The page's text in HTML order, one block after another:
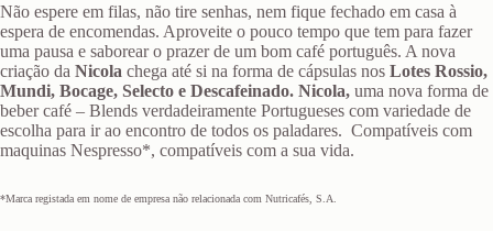
Não espere em filas, não tire senhas, nem fique fechado em casa à
espera de encomendas. Aproveite o pouco tempo que tem para fazer
uma pausa e saborear o prazer de um bom café português. A nova
criação da Nicola chega até si na forma de cápsulas nos Lotes Rossio,
Mundi, Bocage, Selecto e Descafeinado. Nicola, uma nova forma de
beber café – Blends verdadeiramente Portugueses com variedade de
escolha para ir ao encontro de todos os paladares. Compatíveis com
maquinas Nespresso*, compatíveis com a sua vida.
*Marca registada em nome de empresa não relacionada com Nutricafés, S.A.